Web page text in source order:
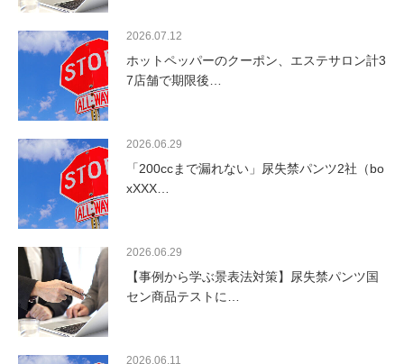
2026.07.12
ホットペッパーのクーポン、エステサロン計3
7店舗で期限後…
2026.06.29
「200ccまで漏れない」尿失禁パンツ2社（bo
xXXX…
2026.06.29
【事例から学ぶ景表法対策】尿失禁パンツ国
セン商品テストに…
2026.06.11